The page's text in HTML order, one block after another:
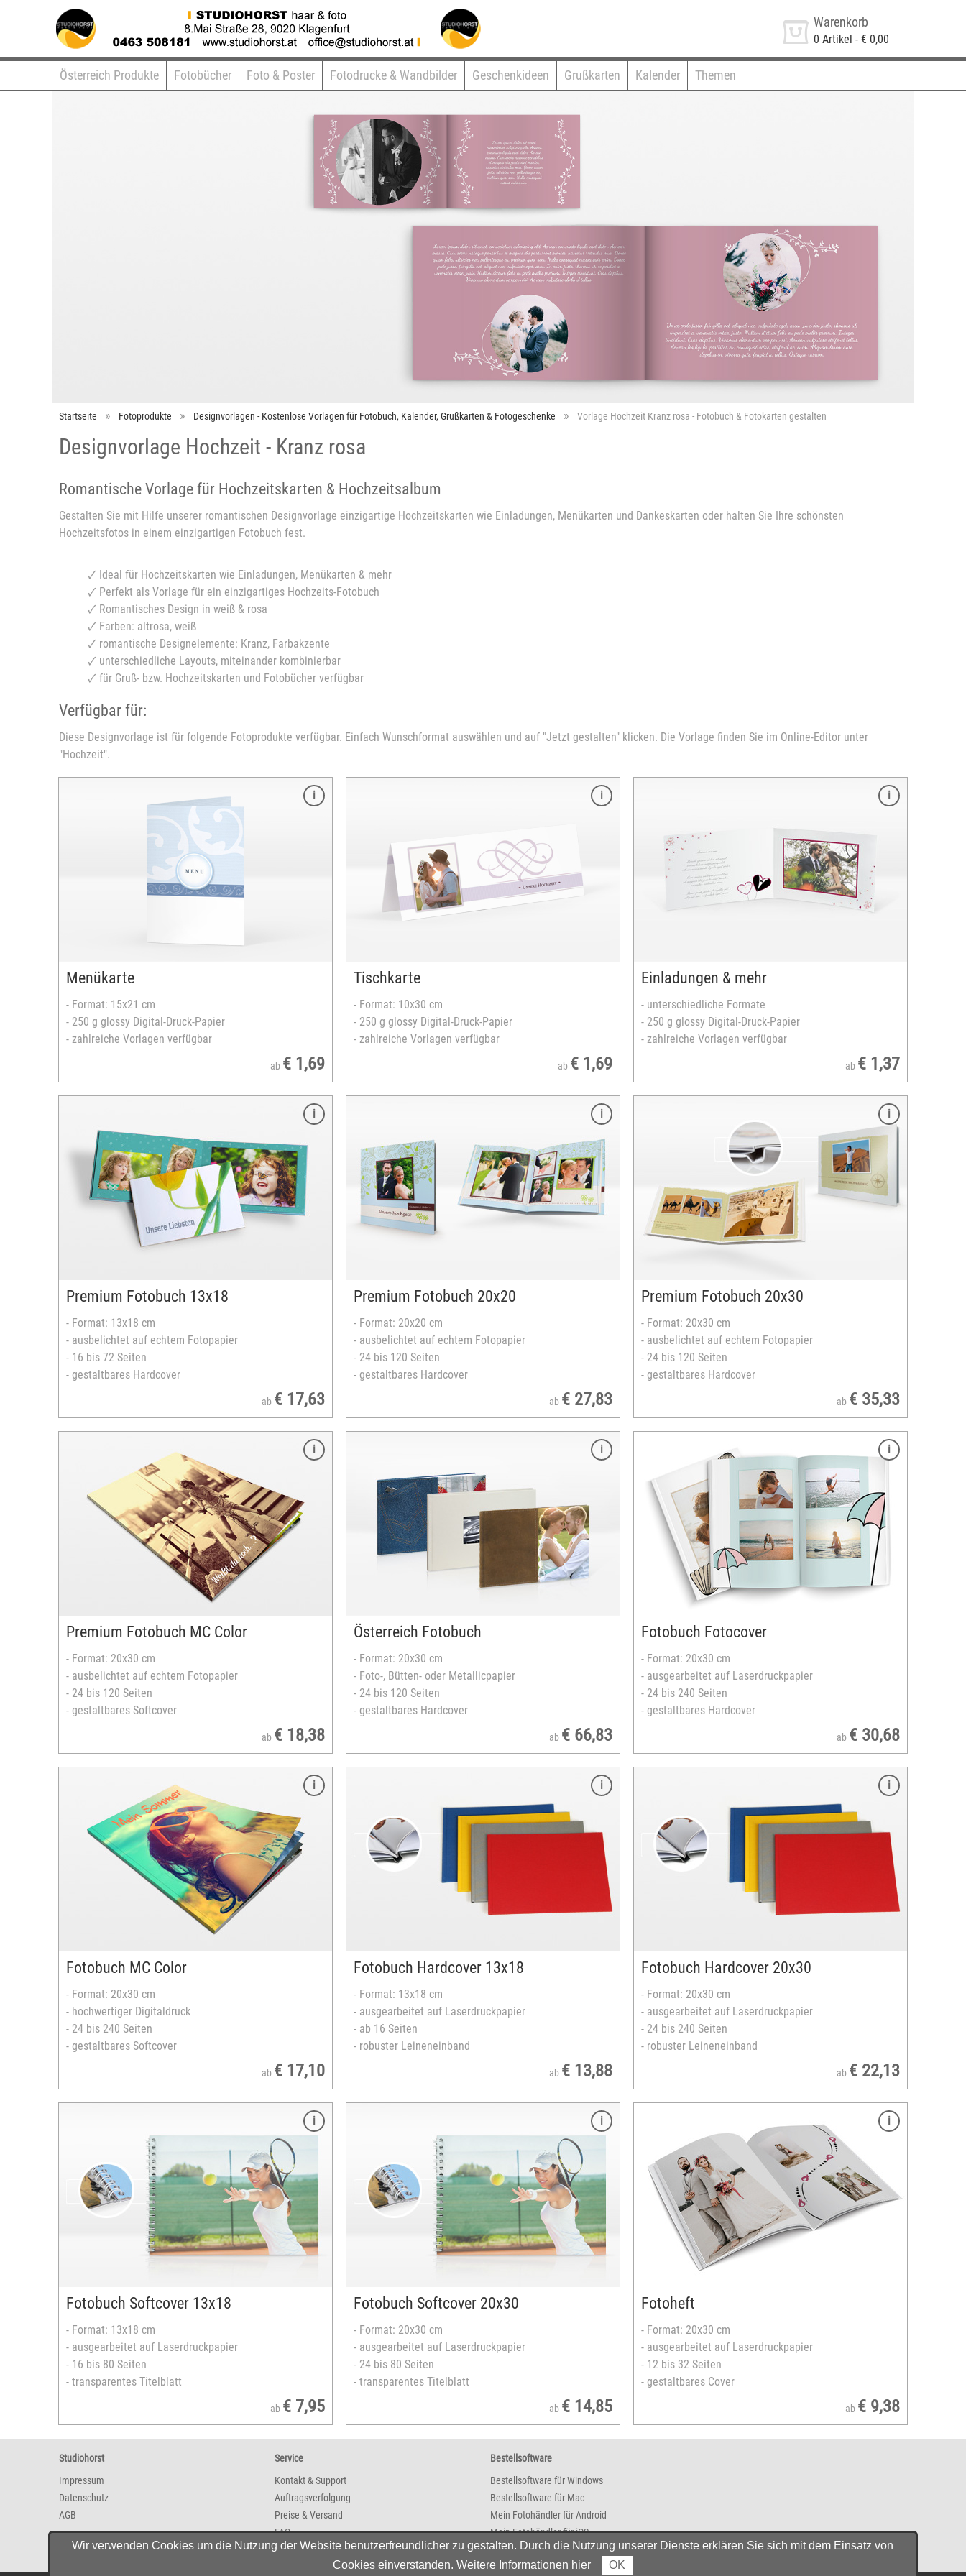
Warenkorb
0 Artikel - € 0,00
Österreich Produkte Fotobücher Foto & Poster Fotodrucke & Wandbilder Geschenkideen Grußkarten Kalender Themen
Startseite Fotoprodukte Designvorlagen - Kostenlose Vorlagen für Fotobuch, Kalender, Grußkarten & Fotogeschenke Vorlage Hochzeit Kranz rosa - Fotobuch & Fotokarten gestalten
Designvorlage Hochzeit - Kranz rosa
Romantische Vorlage für Hochzeitskarten & Hochzeitsalbum
Gestalten Sie mit Hilfe unserer romantischen Designvorlage einzigartige Hochzeitskarten wie Einladungen, Menükarten und Dankeskarten oder halten Sie Ihre schönsten
Hochzeitsfotos in einem einzigartigen Fotobuch fest.
🗸 Ideal für Hochzeitskarten wie Einladungen, Menükarten & mehr
🗸 Perfekt als Vorlage für ein einzigartiges Hochzeits-Fotobuch
🗸 Romantisches Design in weiß & rosa
🗸 Farben: altrosa, weiß
🗸 romantische Designelemente: Kranz, Farbakzente
🗸 unterschiedliche Layouts, miteinander kombinierbar
🗸 für Gruß- bzw. Hochzeitskarten und Fotobücher verfügbar
Verfügbar für:
Diese Designvorlage ist für folgende Fotoprodukte verfügbar. Einfach Wunschformat auswählen und auf "Jetzt gestalten" klicken. Die Vorlage finden Sie im Online-Editor unter
"Hochzeit".
Menükarte
- Format: 15x21 cm
- 250 g glossy Digital-Druck-Papier
- zahlreiche Vorlagen verfügbar
ab € 1,69
Tischkarte
- Format: 10x30 cm
- 250 g glossy Digital-Druck-Papier
- zahlreiche Vorlagen verfügbar
ab € 1,69
Format: 10x30 cm
Querformat
250 g glossy Digital-Druck-Papier
zahlreiche Vorlagen verfügbar
Karte vollflächig bedruckbar
versandfertig in 3-5 Tagen
Einladungen & mehr
- unterschiedliche Formate
- 250 g glossy Digital-Druck-Papier
- zahlreiche Vorlagen verfügbar
ab € 1,37
- 10x15 cm
- 15x21 cm
- 10x30 cm
250 g glossy Digital-Druck-Papier
zahlreiche Vorlagen verfügbar
versandfertig in 3-5 Tagen
Premium Fotobuch 13x18
- Format: 13x18 cm
- ausbelichtet auf echtem Fotopapier
- 16 bis 72 Seiten
- gestaltbares Hardcover
ab € 17,63
Premium Fotobuch 20x20
- Format: 20x20 cm
- ausbelichtet auf echtem Fotopapier
- 24 bis 120 Seiten
- gestaltbares Hardcover
ab € 27,83
Format: 20x20 cm
ausbelichtet auf echtem Fotopapier
Einband: matt foliert oder glänzend lackiert
spezielle Leporello-Bindung
24 bis 120 Seiten
gestaltbares Hardcover
zahlreiche Designvorlagen verfügbar
Premium Fotobuch 20x30
- Format: 20x30 cm
- ausbelichtet auf echtem Fotopapier
- 24 bis 120 Seiten
- gestaltbares Hardcover
ab € 35,33
Format: 20x30 cm
gedruckt auf echtem Fotopapier
Einband: matt foliert oder glänzend lackiert
spezielle Leporello-Bindung
24 bis 120 Seiten
gestaltbares Hardcover
Premium Fotobuch MC Color
- Format: 20x30 cm
- ausbelichtet auf echtem Fotopapier
- 24 bis 120 Seiten
- gestaltbares Softcover
ab € 18,38
Österreich Fotobuch
- Format: 20x30 cm
- Foto-, Bütten- oder Metallicpapier
- 24 bis 120 Seiten
- gestaltbares Hardcover
ab € 66,83
Format: 20x30 cm
Foto-, Bütten- oder Brilliant Metallic-Papier
spezielle Leporello-Bindung
24 bis 120 Seiten
gestaltbares Hardcover
Einband: Leder oder Jeansstoff
Ledereinband: Nappa- oder Hirschleder (wie
cognac
Ledereinband auf Wunsch bestickbar
Jeanscover mit Tasche
zahlreiche Designvorlagen verfügbar
versandfertig in 3-5 Tagen
Fotobuch Fotocover
- Format: 20x30 cm
- ausgearbeitet auf Laserdruckpapier
- 24 bis 240 Seiten
- gestaltbares Hardcover
ab € 30,68
Format: 20x30 cm
ausgearbeitet auf Laserdruckpapier
FSC®-zertifiziertes Europapier
Einband: matt foliert oder glänzend lackiert
Klebe- oder Spiralbindung
24 bis 240 Seiten
gestaltbares Hardcover
versandfertig in 3-5 Tagen
Fotobuch MC Color
- Format: 20x30 cm
- hochwertiger Digitaldruck
- 24 bis 240 Seiten
- gestaltbares Softcover
ab € 17,10
Fotobuch Hardcover 13x18
- Format: 13x18 cm
- ausgearbeitet auf Laserdruckpapier
- ab 16 Seiten
- robuster Leineneinband
ab € 13,88
Format: 13x18 cm
ausgearbeitet auf Laserdruckpapier
FSC®-zertifiziertes Europapier
ab 16 Seiten
Klebe- oder Spiralbindung
Leineneinband
Einband Farben: rot, gelb, silber oder blau
Fotobuch Hardcover 20x30
- Format: 20x30 cm
- ausgearbeitet auf Laserdruckpapier
- 24 bis 240 Seiten
- robuster Leineneinband
ab € 22,13
Format: 20x30 cm
ausgearbeitet auf Laserdruckpapier
FSC®-zertifiziertes Europapier
24 bis 240 Seiten
Klebe- oder Spiralbindung
Leineneinband, wahlweise Fenstercover
Einband Farben: rot, gelb, silber oder blau
Fotobuch Softcover 13x18
- Format: 13x18 cm
- ausgearbeitet auf Laserdruckpapier
- 16 bis 80 Seiten
- transparentes Titelblatt
ab € 7,95
Fotobuch Softcover 20x30
- Format: 20x30 cm
- ausgearbeitet auf Laserdruckpapier
- 24 bis 80 Seiten
- transparentes Titelblatt
ab € 14,85
Format: 20x30 cm
ausgearbeitet auf Laserdruckpapier
FSC®-zertifiziertes Europapier
24 bis 80 Seiten
Spiralbindung
transparentes Titelblatt
stabiles Rückblatt aus Karton
Fotoheft
- Format: 20x30 cm
- ausgearbeitet auf Laserdruckpapier
- 12 bis 32 Seiten
- gestaltbares Cover
ab € 9,38
Format: 20x30 cm
ausgearbeitet auf Laserdruckpapier
FSC®-zertifiziertes Europapier
12 bis 32 Seiten
Falz- und Klammerbindung
gestaltbares Cover
Hochformat
Studiohorst
Impressum
Datenschutz
AGB
Service
Kontakt & Support
Auftragsverfolgung
Preise & Versand
FAQ
Newsletter
Bestellsoftware
Bestellsoftware für Windows
Bestellsoftware für Mac
Mein Fotohändler für Android
Mein Fotohändler für iOS
Wir verwenden Cookies um die Nutzung der Website benutzerfreundlicher zu gestalten. Durch die Nutzung unserer Dienste erklären Sie sich mit dem Einsatz von
Cookies einverstanden. Weitere Informationen hier OK